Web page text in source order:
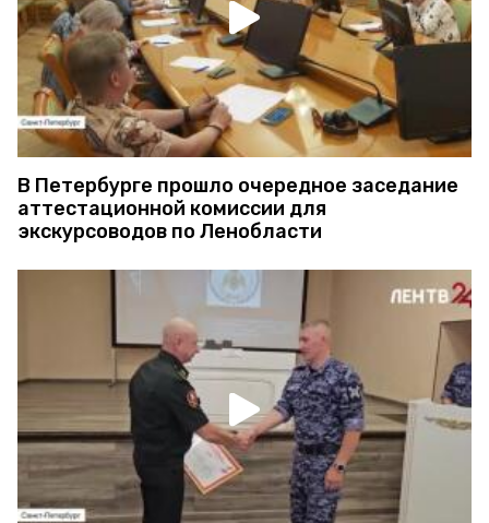
В Петербурге прошло очередное заседание
аттестационной комиссии для
экскурсоводов по Ленобласти